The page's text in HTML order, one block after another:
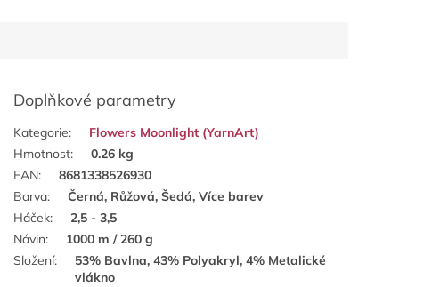
Doplňkové parametry
Kategorie:
Flowers Moonlight (YarnArt)
Hmotnost:
0.26 kg
EAN:
8681338526930
Barva:
Černá, Růžová, Šedá, Více barev
Háček:
2,5 - 3,5
Návin:
1000 m / 260 g
Složení:
53% Bavlna, 43% Polyakryl, 4% Metalické
vlákno